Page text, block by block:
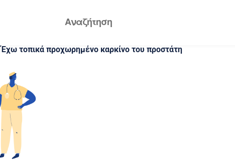
Έχω τοπικά προχωρημένο καρκίνο του προστάτη